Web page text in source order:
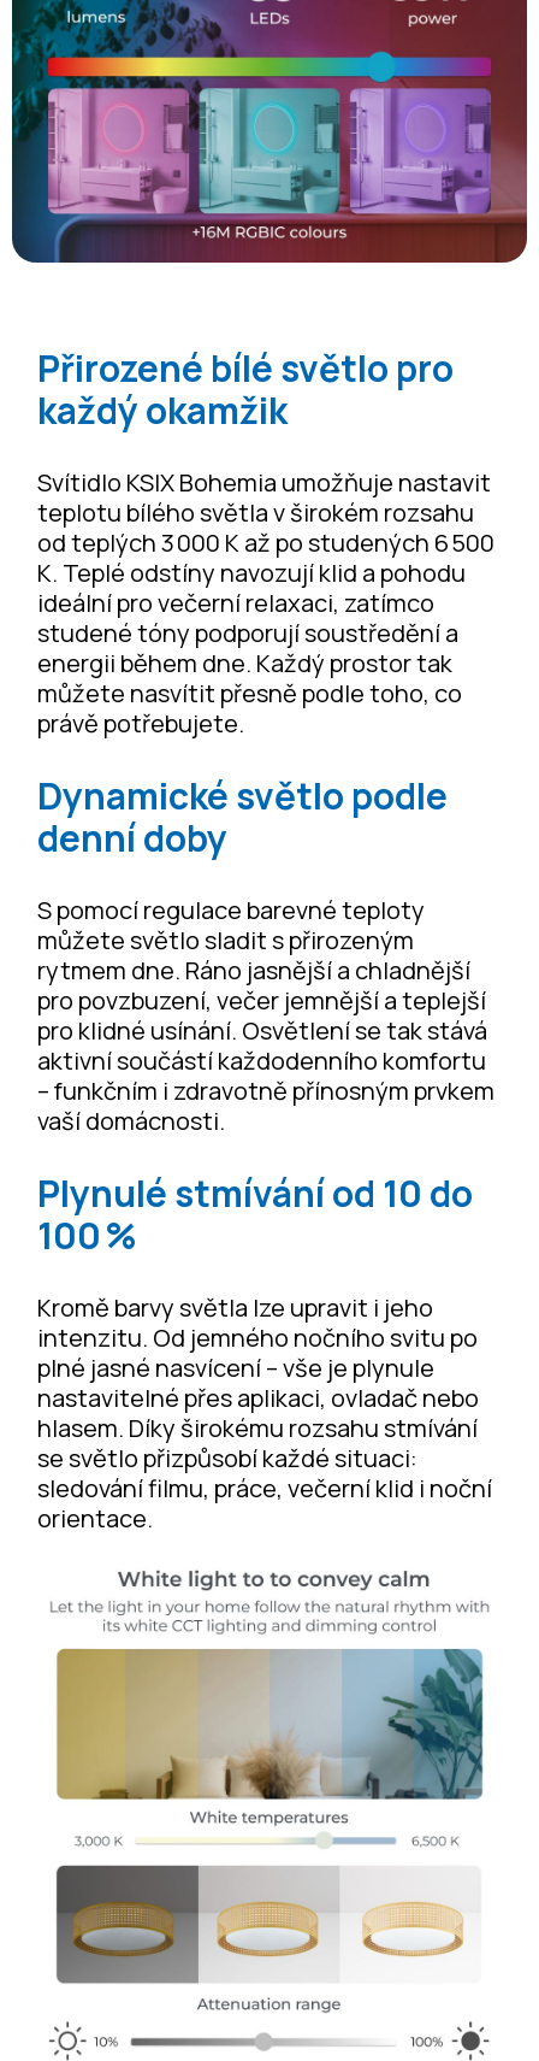
Přirozené bílé světlo pro
každý okamžik
Svítidlo KSIX Bohemia umožňuje nastavit
teplotu bílého světla v širokém rozsahu
od teplých 3 000 K až po studených 6 500
K. Teplé odstíny navozují klid a pohodu
ideální pro večerní relaxaci, zatímco
studené tóny podporují soustředění a
energii během dne. Každý prostor tak
můžete nasvítit přesně podle toho, co
právě potřebujete.
Dynamické světlo podle
denní doby
S pomocí regulace barevné teploty
můžete světlo sladit s přirozeným
rytmem dne. Ráno jasnější a chladnější
pro povzbuzení, večer jemnější a teplejší
pro klidné usínání. Osvětlení se tak stává
aktivní součástí každodenního komfortu
– funkčním i zdravotně přínosným prvkem
vaší domácnosti.
Plynulé stmívání od 10 do
100 %
Kromě barvy světla lze upravit i jeho
intenzitu. Od jemného nočního svitu po
plné jasné nasvícení – vše je plynule
nastavitelné přes aplikaci, ovladač nebo
hlasem. Díky širokému rozsahu stmívání
se světlo přizpůsobí každé situaci:
sledování filmu, práce, večerní klid i noční
orientace.